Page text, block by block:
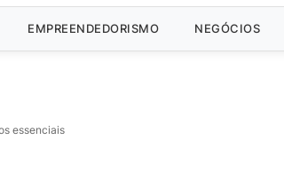
EMPREENDEDORISMO NEGÓCIOS
essenciais